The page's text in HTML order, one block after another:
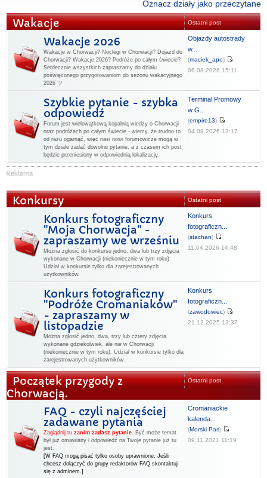
Oznacz działy jako przeczytane
Wakacje Ostatni post
Wakacje 2026
Wakacje w Chorwacji? Noclegi w Chorwacji? Dojazd do
Chorwacji? Wakacje 2026? Podróże po całym świecie?
Serdecznie wszystkich zapraszamy do działu
poświęconego przygotowaniom do sezonu wakacyjnego
2026 ツ
Objazdy autostrady
w...
(maciek_apo)
06.08.2026 15:11
Szybkie pytanie - szybka
odpowiedź
Forum jest wielowątkową kopalnią wiedzy o Chorwacji
oraz podróżach po całym świecie - wiemy, że trudno to
od razu ogarnąć, więc nasi nowi forumowicze mogą w
tym dziale zadać dowolne pytanie, a z czasem ich post
będzie przeniesiony w odpowiednią lokalizację.
Terminal Promowy
w G...
(empire13)
04.08.2026 13:17
Konkursy Ostatni post
Konkurs fotograficzny
"Moja Chorwacja" -
zapraszamy we wrześniu
Można zgłosić do konkursu jedno, dwa lub trzy zdjęcia
wykonane w Chorwacji (niekoniecznie w tym roku).
Udział w konkursie tylko dla zarejestrowanych
użytkowników.
Konkurs
fotograficzn...
(stachan)
11.04.2026 14:48
Konkurs fotograficzny
"Podróże Cromaniaków"
- zapraszamy w
listopadzie
Można zgłosić jedno, dwa, trzy lub cztery zdjęcia
wykonane gdziekolwiek, ale nie w Chorwacji
(niekoniecznie w tym roku). Udział w konkursie tylko dla
zarejestrowanych użytkowników.
Konkurs
fotograficzn...
(zawodowiec)
21.12.2025 13:37
Początek przygody z
Chorwacją.
Ostatni post
FAQ - czyli najczęściej
zadawane pytania
Zaglądnij tu zanim zadasz pytanie. Być może temat
był już omawiany i odpowiedź na Twoje pytanie już tu
jest.
[W FAQ mogą pisać tylko osoby uprawnione. Jeśli
chcesz dołączyć do grupy redaktorów FAQ skontaktuj
się z adminem.]
Cromaniackie
kalenda...
(Morski Pas)
09.11.2021 11:19